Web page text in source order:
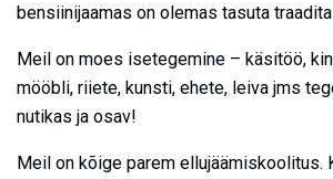
bensiinijaamas on olemas tasuta
Meil on moes isetegemine – käsitöö,
mööbli, riiete, kunsti, ehete, leiva jms
nutikas ja osav!
Meil on kõige parem ellujäämiskoolitus.